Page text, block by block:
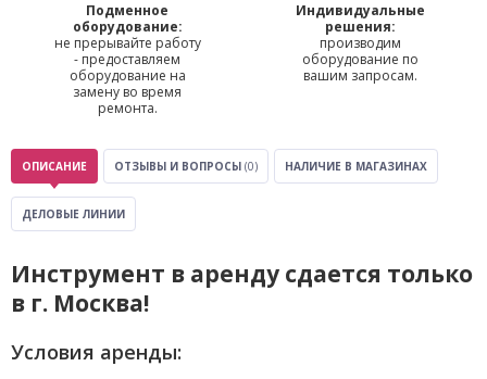
Подменное
оборудование:
не прерывайте работу
- предоставляем
оборудование на
замену во время
ремонта.
Индивидуальные
решения:
производим
оборудование по
вашим запросам.
ОПИСАНИЕ ОТЗЫВЫ И ВОПРОСЫ (0) НАЛИЧИЕ В МАГАЗИНАХ
ДЕЛОВЫЕ ЛИНИИ
Инструмент в аренду сдается только
в г. Москва!
Условия аренды: